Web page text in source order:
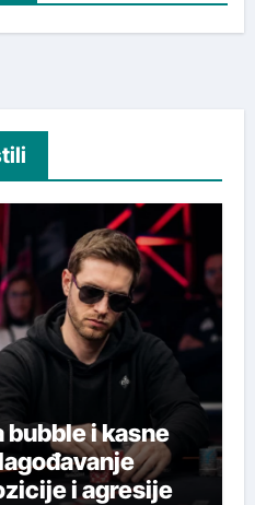
bubble i kasne
i agresije